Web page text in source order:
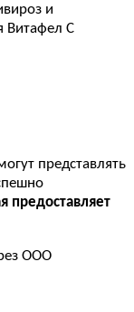
и
Витафел С
представлять
предоставляет
ООО